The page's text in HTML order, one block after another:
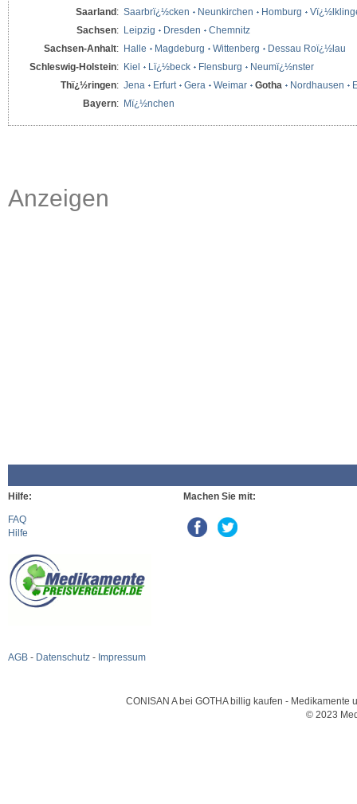
Saarland: Saarbrï¿½cken Neunkirchen Homburg
Sachsen: Leipzig Dresden
Chemnitz
Sachsen-Anhalt: Halle Magdeburg Wittenberg
Dessau Roï¿½lau
Schleswig-Holstein: Kiel Lï¿½beck Flensburg
Neumï¿½nster
Thï¿½ringen: Jena Erfurt Gera Weimar Gotha Nordhausen
Bayern: Mï¿½nchen
Anzeigen
Hilfe:
FAQ
Hilfe
AGB - Datenschutz - Impressum
Machen Sie mit:
CONISAN A bei GOTHA billig kaufen -
© 2023